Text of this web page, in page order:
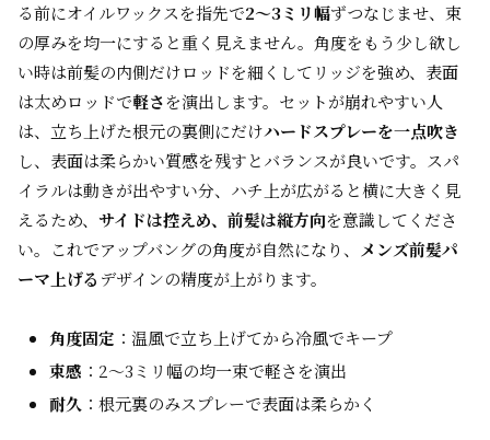
る前にオイルワックスを指先で2〜3ミリ幅ずつなじませ、束
の厚みを均一にすると重く見えません。角度をもう少し欲し
い時は前髪の内側だけロッドを細くしてリッジを強め、表面
は太めロッドで軽さを演出します。セットが崩れやすい人
は、立ち上げた根元の裏側にだけハードスプレーを一点吹き
し、表面は柔らかい質感を残すとバランスが良いです。スパ
イラルは動きが出やすい分、ハチ上が広がると横に大きく見
えるため、 サイドは控えめ、前髪は縦方向を意識してくださ
い。これでアップバングの角度が自然になり、
メンズ前髪パ
ーマ上げる デザインの精度が上がります。
角度固定 ：温風で立ち上げてから冷風でキープ
束感 ：2〜3ミリ幅の均一束で軽さを演出
耐久 ：根元裏のみスプレーで表面は柔らかく